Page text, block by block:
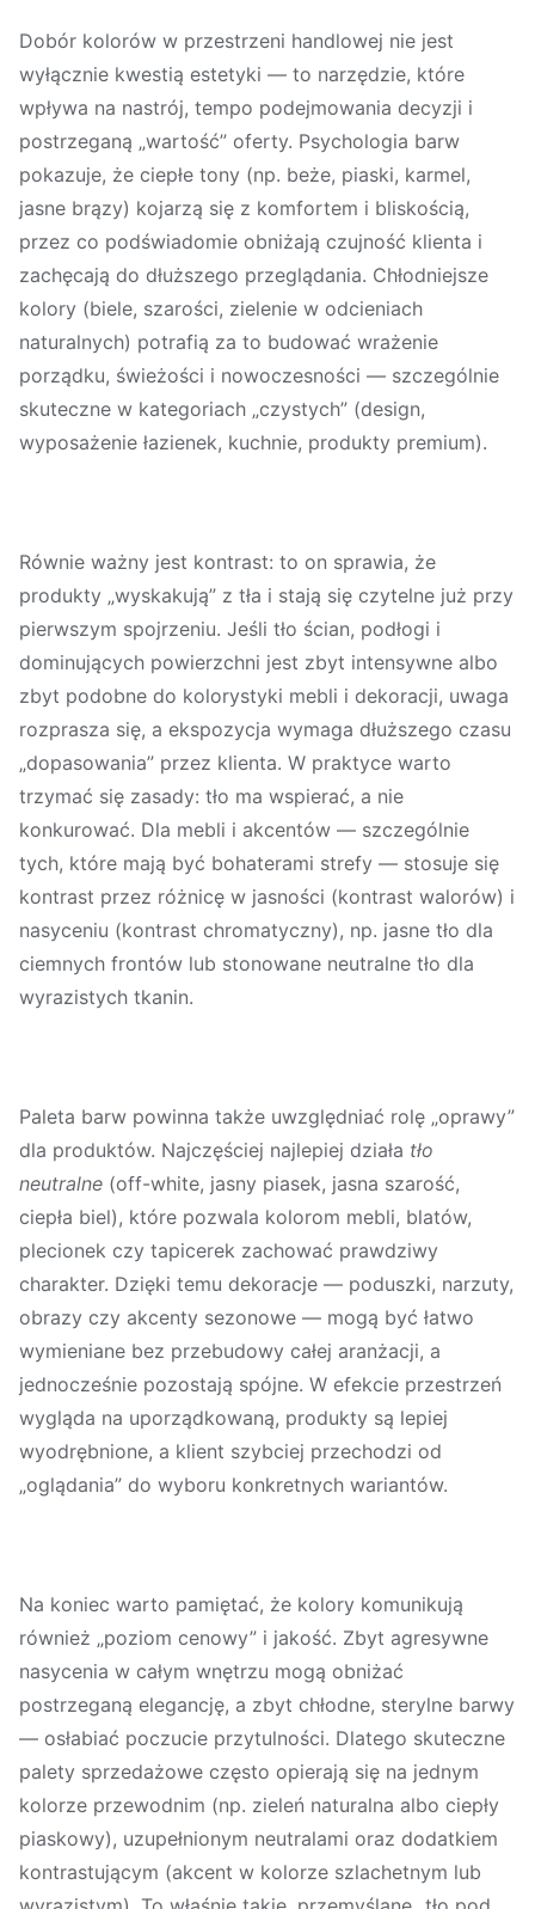
Dobór kolorów w przestrzeni handlowej nie jest
wyłącznie kwestią estetyki — to narzędzie, które
wpływa na nastrój, tempo podejmowania decyzji i
postrzeganą „wartość” oferty. Psychologia barw
pokazuje, że ciepłe tony (np. beże, piaski, karmel,
jasne brązy) kojarzą się z komfortem i bliskością,
przez co podświadomie obniżają czujność klienta i
zachęcają do dłuższego przeglądania. Chłodniejsze
kolory (biele, szarości, zielenie w odcieniach
naturalnych) potrafią za to budować wrażenie
porządku, świeżości i nowoczesności — szczególnie
skuteczne w kategoriach „czystych” (design,
wyposażenie łazienek, kuchnie, produkty premium).
Równie ważny jest kontrast: to on sprawia, że
produkty „wyskakują” z tła i stają się czytelne już przy
pierwszym spojrzeniu. Jeśli tło ścian, podłogi i
dominujących powierzchni jest zbyt intensywne albo
zbyt podobne do kolorystyki mebli i dekoracji, uwaga
rozprasza się, a ekspozycja wymaga dłuższego czasu
„dopasowania” przez klienta. W praktyce warto
trzymać się zasady: tło ma wspierać, a nie
konkurować. Dla mebli i akcentów — szczególnie
tych, które mają być bohaterami strefy — stosuje się
kontrast przez różnicę w jasności (kontrast walorów) i
nasyceniu (kontrast chromatyczny), np. jasne tło dla
ciemnych frontów lub stonowane neutralne tło dla
wyrazistych tkanin.
Paleta barw powinna także uwzględniać rolę „oprawy”
dla produktów. Najczęściej najlepiej działa tło
neutralne (off-white, jasny piasek, jasna szarość,
ciepła biel), które pozwala kolorom mebli, blatów,
plecionek czy tapicerek zachować prawdziwy
charakter. Dzięki temu dekoracje — poduszki, narzuty,
obrazy czy akcenty sezonowe — mogą być łatwo
wymieniane bez przebudowy całej aranżacji, a
jednocześnie pozostają spójne. W efekcie przestrzeń
wygląda na uporządkowaną, produkty są lepiej
wyodrębnione, a klient szybciej przechodzi od
„oglądania” do wyboru konkretnych wariantów.
Na koniec warto pamiętać, że kolory komunikują
również „poziom cenowy” i jakość. Zbyt agresywne
nasycenia w całym wnętrzu mogą obniżać
postrzeganą elegancję, a zbyt chłodne, sterylne barwy
— osłabiać poczucie przytulności. Dlatego skuteczne
palety sprzedażowe często opierają się na jednym
kolorze przewodnim (np. zieleń naturalna albo ciepły
piaskowy), uzupełnionym neutralami oraz dodatkiem
kontrastującym (akcent w kolorze szlachetnym lub